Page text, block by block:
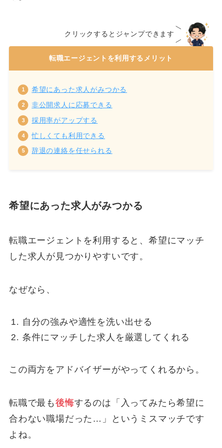
クリックするとジャンプできます
転職エージェントを利用するメリット
希望にあった求人がみつかる
非公開求人に応募できる
採用率がアップする
忙しくても利用できる
辞退の連絡を任せられる
希望にあった求人がみつかる
転職エージェントを利用すると、希望にマッチ
した求人が見つかりやすいです。
なぜなら、
自分の強みや適性を洗い出せる
条件にマッチした求人を厳選してくれる
この両方をアドバイザーがやってくれるから。
転職で最も 後悔するのは「入ってみたら希望に
合わない職場だった…」というミスマッチです
よね。